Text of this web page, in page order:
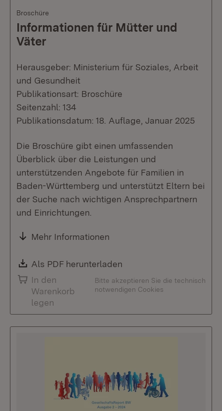
Broschüre
Informationen für Mütter und
Väter
Herausgeber: Ministerium für Soziales, Arbeit
und Gesundheit
Publikationsart: Broschüre
Seitenzahl: 134
Publikationsdatum: 18. Auflage, Januar 2025
Die Broschüre gibt einen umfassenden
Überblick über die Leistungen und
unterstützenden Angebote für Familien in
Baden-Württemberg und unterstützt Eltern bei
der Suche nach wichtigen Ansprechpartnern
und Einrichtungen.
Mehr Informationen
Download:
Als PDF herunterladen
In den
Warenkorb
legen
Bitte akzeptieren Sie die technisch
notwendigen Cookies